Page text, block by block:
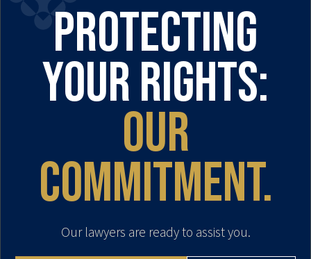
Protecting
your rights:
our
commitment.
Our lawyers are ready to assist you.